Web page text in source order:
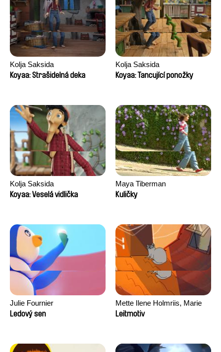
Kolja Saksida
Koyaa: Strašidelná deka
Kolja Saksida
Koyaa: Tancující ponožky
Kolja Saksida
Koyaa: Veselá vidlička
Maya Tiberman
Kuličky
Julie Fournier
Ledový sen
Mette Ilene Holmriis, Marie
Jørgensen, Jeanette
Leitmotiv